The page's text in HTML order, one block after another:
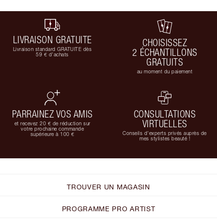
LIVRAISON GRATUITE
Livraison standard GRATUITE dès
59 € d'achats
CHOISISSEZ
2 ÉCHANTILLONS
GRATUITS
au moment du paiement
PARRAINEZ VOS AMIS
et recevez 20 € de réduction sur
votre prochaine commande
supérieure à 100 €
CONSULTATIONS
VIRTUELLES
Conseils d'experts privés auprès de
mes stylistes beauté !
TROUVER UN MAGASIN
PROGRAMME PRO ARTIST